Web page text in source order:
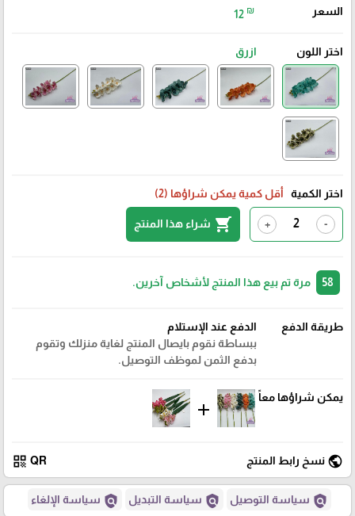
السعر 12 ₪
اختر اللون ازرق
اختر الكمية أقل كمية يمكن شراؤها (2)
-
+
shopping_cart شراء هذا المنتج
مرة تم بيع هذا المنتج لأشخاص آخرين.
طريقة الدفع
الدفع عند الإستلام
ببساطة نقوم بايصال المنتج لغاية منزلك وتقوم
بدفع الثمن لموظف التوصيل.
يمكن شراؤها معاً
add
public نسخ رابط المنتج QR
qr_code
policy سياسة التوصيل policy سياسة التبديل policy سياسة الإلغاء